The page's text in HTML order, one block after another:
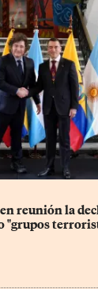
reunión la
"grupos